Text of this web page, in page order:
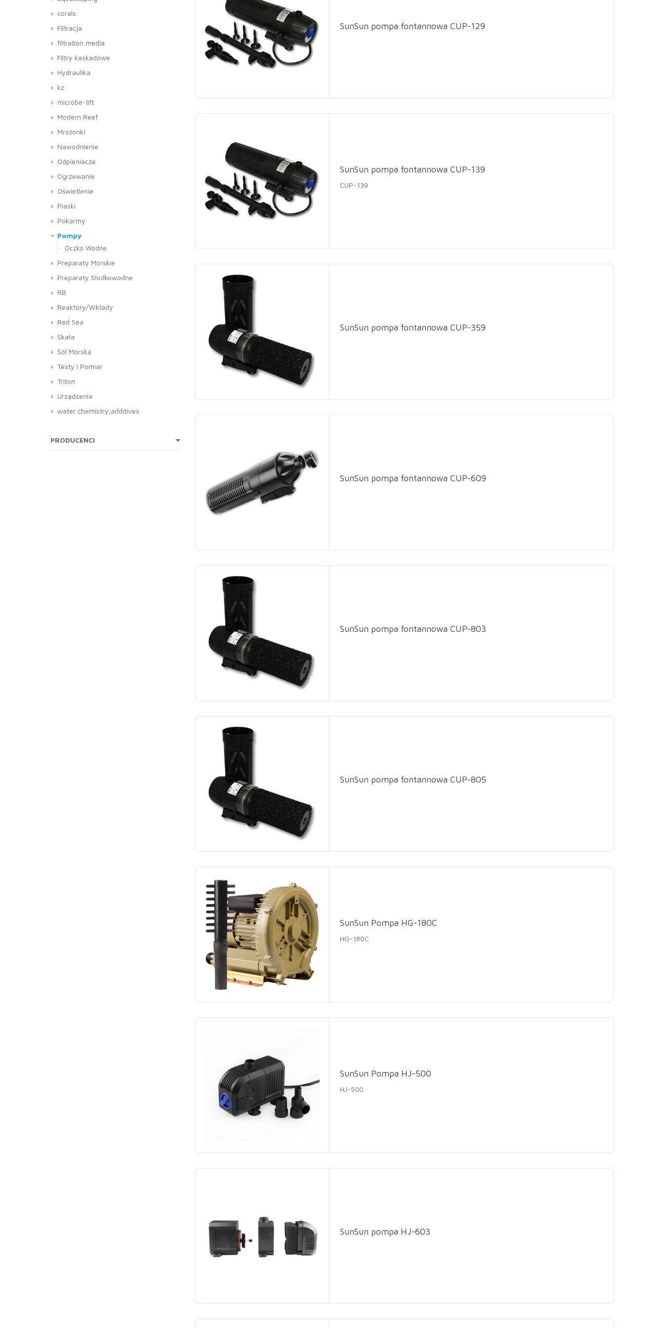
SunSun pompa fontannowa CUP-129
SunSun pompa fontannowa CUP-139
CUP-139
SunSun pompa fontannowa CUP-359
SunSun pompa fontannowa CUP-609
SunSun pompa fontannowa CUP-803
SunSun pompa fontannowa CUP-805
SunSun Pompa HG-180C
HG-180C
SunSun Pompa HJ-500
HJ-500
SunSun pompa HJ-603
Pompy
RO
Filtry
corals
Filtracja
filtration media
Filtry kaskadowe
Hydraulika
Mufa
Rury
Trójnik
Zawory
kz
microbe-lift
Modern Reef
Mrożonki
Nawodnienie
Odpieniacze
Ogrzewanie
Oświetlenie
Piaski
Pokarmy
Pompy
Oczko Wodne
Preparaty Morskie
Balling
Pokarmy
Preparaty Słodkowodne
RB
Reaktory/Wkłady
Red Sea
Akwaria
Skała
Sól Morska
Testy i Pomiar
Triton
Urządzenia
water chemistry,additives
PRODUCENCI